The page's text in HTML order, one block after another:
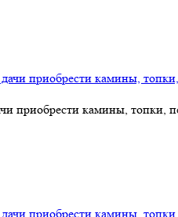
приобрести камины,